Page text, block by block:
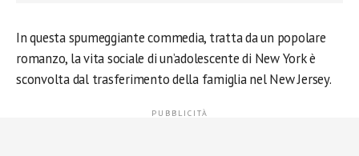
In questa spumeggiante commedia, tratta da un popolare
romanzo, la vita sociale di un’adolescente di New York è
sconvolta dal trasferimento della famiglia nel New Jersey.